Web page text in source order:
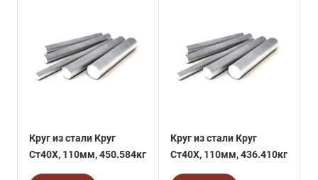
Круг из стали Круг
Ст40Х, 110мм, 450.584кг
Круг из стали Круг
Ст40Х, 110мм, 436.410кг